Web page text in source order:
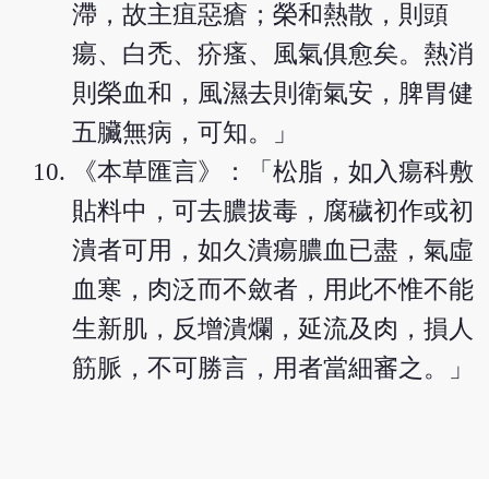
滯，故主疽惡瘡；榮和熱散，則頭
瘍、白禿、疥瘙、風氣俱愈矣。熱消
則榮血和，風濕去則衛氣安，脾胃健
五臟無病，可知。」
《本草匯言》：「松脂，如入瘍科敷
貼料中，可去膿拔毒，腐穢初作或初
潰者可用，如久潰瘍膿血已盡，氣虛
血寒，肉泛而不斂者，用此不惟不能
生新肌，反增潰爛，延流及肉，損人
筋脈，不可勝言，用者當細審之。」